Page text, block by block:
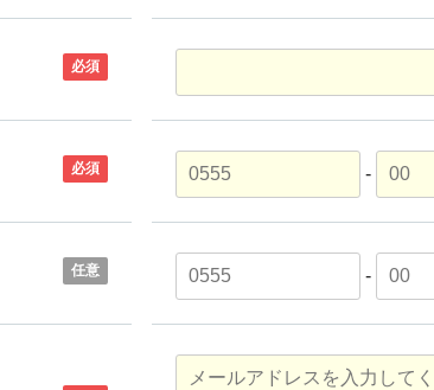
必須
必須 -
任意 -